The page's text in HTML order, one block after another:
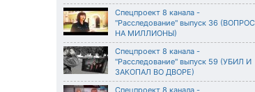
Спецпроект 8 канала -
"Расследование" выпуск 36 (ВОПРОС
НА МИЛЛИОНЫ)
Спецпроект 8 канала -
"Расследование" выпуск 59 (УБИЛ И
ЗАКОПАЛ ВО ДВОРЕ)
Спецпроект 8 канала -